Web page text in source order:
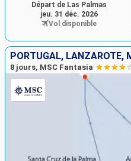
Départ de Las Palmas
jeu. 31 déc. 2026
Vol disponible
PORTUGAL, LANZAROTE,
8 jours, MSC Fantasia